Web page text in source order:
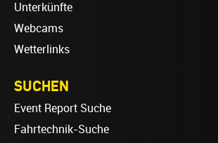
Unterkünfte
Webcams
Wetterlinks
SUCHEN
Event Report Suche
Fahrtechnik-Suche